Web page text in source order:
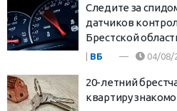
Следите за
датчиков
Брестской
| ВБ 04/08/
20-летний
квартиру